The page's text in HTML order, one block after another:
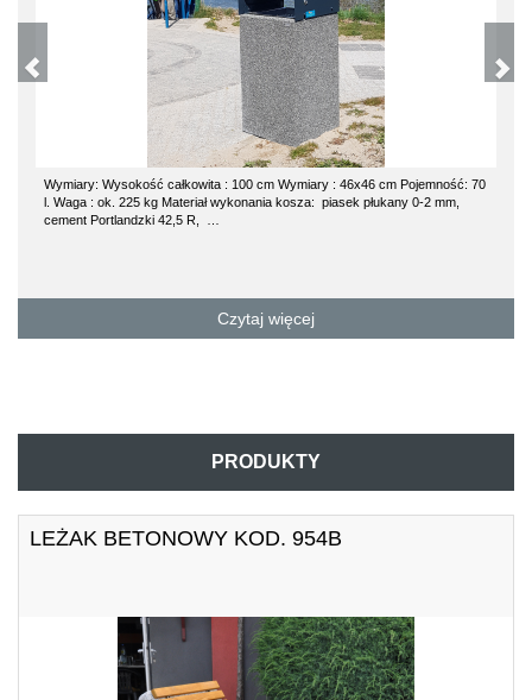
70
2 mm,
kosz betonowy 70l POZ dane techniczne kosza: waga 180 kg
cm średnica 53 cm Kosz betonowy posiada wkład ocynkowany z
Na jedną paletę można załadować dwa kosze betonowe…
Czytaj więcej
PRODUKTY
LEŻAK BETONOWY KOD. 954B